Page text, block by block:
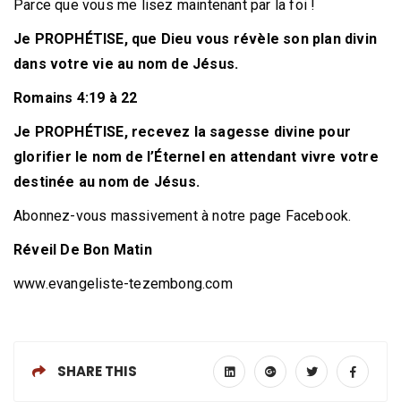
Parce que vous me lisez maintenant par la foi !
Je PROPHÉTISE, que Dieu vous révèle son plan divin
dans votre vie au nom de Jésus.
Romains 4:19 à 22
Je PROPHÉTISE, recevez la sagesse divine pour
glorifier le nom de l’Éternel en attendant vivre votre
destinée au nom de Jésus.
Abonnez-vous massivement à notre page Facebook.
Réveil De Bon Matin
www.evangeliste-tezembong.com
SHARE THIS